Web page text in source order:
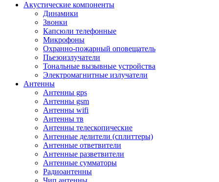
Акустические компоненты
Динамики
Звонки
Капсюли телефонные
Микрофоны
Охранно-пожарный оповещатель
Пьезоизлучатели
Тональные вызывные устройства
Электромагнитные излучатели
Антенны
Антенны gps
Антенны gsm
Антенны wifi
Антенны тв
Антенны телескопические
Антенные делители (сплиттеры)
Антенные ответвители
Антенные разветвители
Антенные сумматоры
Радиоантенны
Чип антенны